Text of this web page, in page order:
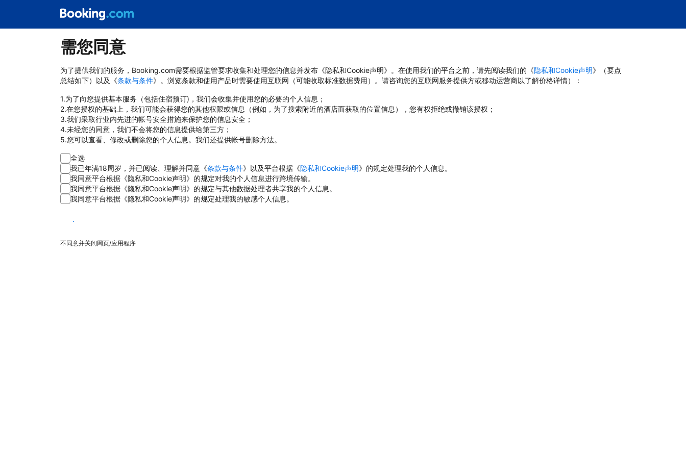
需您同意
为了提供我们的服务，Booking.com需要根据监管要求收集和处理您的信息并发布《隐私和Cookie声明》。在使用我们的平台之前，请先阅读我们的《隐私和Cookie声明》（要点
总结如下）以及《条款与条件》。浏览条款和使用产品时需要使用互联网（可能收取标准数据费用）。请咨询您的互联网服务提供方或移动运营商以了解价格详情）：
1.为了向您提供基本服务（包括住宿预订)，我们会收集并使用您的必要的个人信息；
2.在您授权的基础上，我们可能会获得您的其他权限或信息（例如，为了搜索附近的酒店而获取的位置信息），您有权拒绝或撤销该授权；
3.我们采取行业内先进的帐号安全措施来保护您的信息安全；
4.未经您的同意，我们不会将您的信息提供给第三方；
5.您可以查看、修改或删除您的个人信息。我们还提供帐号删除方法。
全选
我已年满18周岁，并已阅读、理解并同意《条款与条件》以及平台根据《隐私和Cookie声明》的规定处理我的个人信息。
我同意平台根据《隐私和Cookie声明》的规定对我的个人信息进行跨境传输。
我同意平台根据《隐私和Cookie声明》的规定与其他数据处理者共享我的个人信息。
我同意平台根据《隐私和Cookie声明》的规定处理我的敏感个人信息。
同意
不同意并关闭网页/应用程序